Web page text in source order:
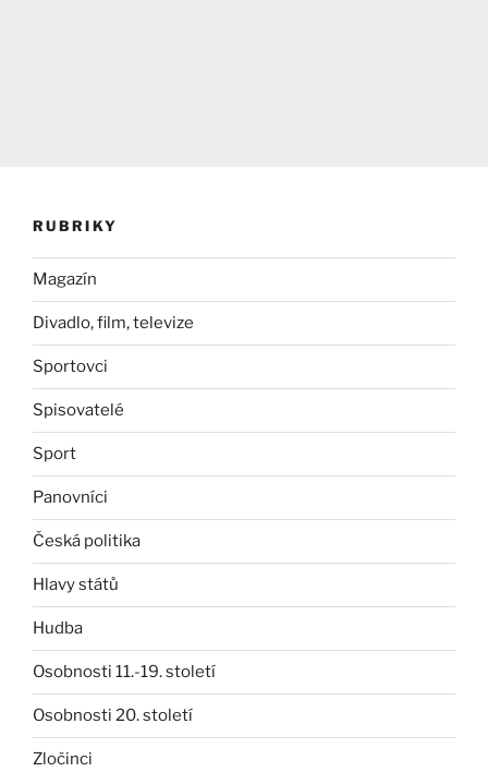
RUBRIKY
Magazín
Divadlo, film, televize
Sportovci
Spisovatelé
Sport
Panovníci
Česká politika
Hlavy států
Hudba
Osobnosti 11.-19. století
Osobnosti 20. století
Zločinci